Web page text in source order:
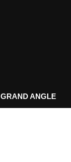
GRAND ANGLE